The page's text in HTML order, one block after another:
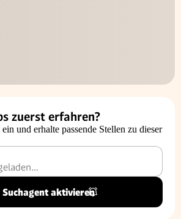
zuerst erfahren?
und erhalte passende Stellen zu dieser
Suchagent aktivieren